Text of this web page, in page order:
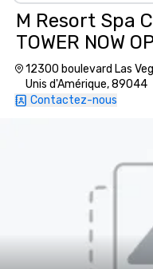
M Resort Spa
TOWER NOW
12300 boulevard Las
Unis d'Amérique, 89044
Contactez-nous